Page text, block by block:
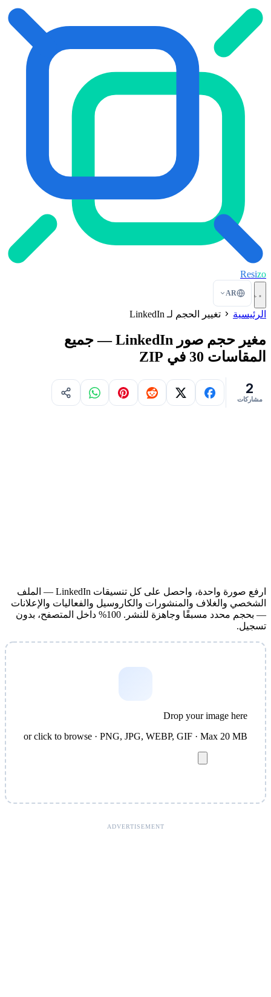
Resizo
AR
الرئيسية تغيير الحجم لـ LinkedIn
مغير حجم صور LinkedIn — جميع
المقاسات 30 في ZIP
2
مشاركات
ارفع صورة واحدة، واحصل على كل تنسيقات LinkedIn — الملف
الشخصي والغلاف والمنشورات والكاروسيل والفعاليات والإعلانات
— بحجم محدد مسبقًا وجاهزة للنشر. 100% داخل المتصفح، بدون
تسجيل.
Drop your image here
or click to browse · PNG, JPG, WEBP, GIF · Max 20 MB
ADVERTISEMENT